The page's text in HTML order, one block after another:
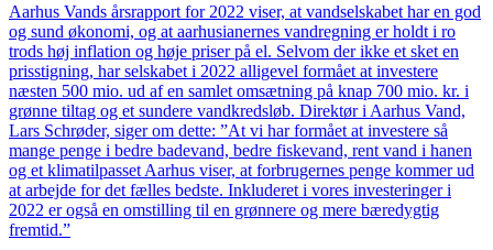
Aarhus Vands årsrapport for 2022 viser, at vandselskabet har en god
og sund økonomi, og at aarhusianernes vandregning er holdt i ro
trods høj inflation og høje priser på el. Selvom der ikke et sket en
prisstigning, har selskabet i 2022 alligevel formået at investere
næsten 500 mio. ud af en samlet omsætning på knap 700 mio. kr. i
grønne tiltag og et sundere vandkredsløb. Direktør i Aarhus Vand,
Lars Schrøder, siger om dette: ”At vi har formået at investere så
mange penge i bedre badevand, bedre fiskevand, rent vand i hanen
og et klimatilpasset Aarhus viser, at forbrugernes penge kommer ud
at arbejde for det fælles bedste. Inkluderet i vores investeringer i
2022 er også en omstilling til en grønnere og mere bæredygtig
fremtid.”